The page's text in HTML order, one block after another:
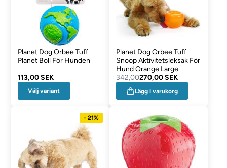
Planet Dog Orbee Tuff
Planet Boll För Hunden
113,00 SEK
Välj variant
Planet Dog Orbee Tuff
Snoop Aktivitetsleksak För
Hund Orange Large
342,00270,00 SEK
Lägg i varukorg
- 21%